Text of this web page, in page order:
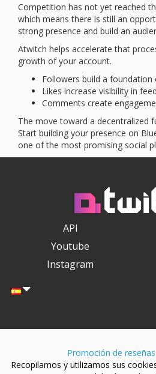
Competition has not yet reached
which means there is still an
strong presence and build an
Atwitch helps accelerate that
growth of your account.
Followers build a foundation
Likes increase visibility in
Comments create
The move toward a decentralized
Start building your presence on
one of the most promising social
API
Youtube
Instagram
Promoción de
Recopilamos y utilizamos sus